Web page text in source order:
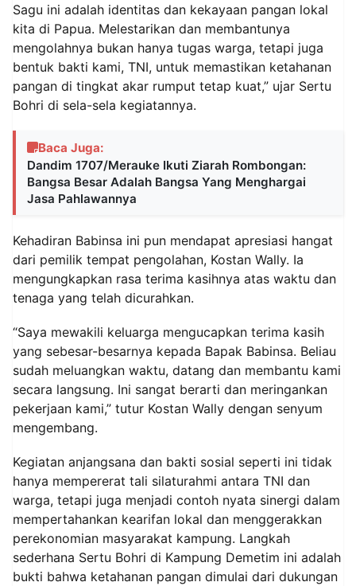
Sagu ini adalah identitas dan kekayaan pangan lokal
kita di Papua. Melestarikan dan membantunya
mengolahnya bukan hanya tugas warga, tetapi juga
bentuk bakti kami, TNI, untuk memastikan ketahanan
pangan di tingkat akar rumput tetap kuat,” ujar Sertu
Bohri di sela-sela kegiatannya.
Baca Juga:
Dandim 1707/Merauke Ikuti Ziarah Rombongan:
Bangsa Besar Adalah Bangsa Yang Menghargai
Jasa Pahlawannya
Kehadiran Babinsa ini pun mendapat apresiasi hangat
dari pemilik tempat pengolahan, Kostan Wally. Ia
mengungkapkan rasa terima kasihnya atas waktu dan
tenaga yang telah dicurahkan.
“Saya mewakili keluarga mengucapkan terima kasih
yang sebesar-besarnya kepada Bapak Babinsa. Beliau
sudah meluangkan waktu, datang dan membantu kami
secara langsung. Ini sangat berarti dan meringankan
pekerjaan kami,” tutur Kostan Wally dengan senyum
mengembang.
Kegiatan anjangsana dan bakti sosial seperti ini tidak
hanya mempererat tali silaturahmi antara TNI dan
warga, tetapi juga menjadi contoh nyata sinergi dalam
mempertahankan kearifan lokal dan menggerakkan
perekonomian masyarakat kampung. Langkah
sederhana Sertu Bohri di Kampung Demetim ini adalah
bukti bahwa ketahanan pangan dimulai dari dukungan